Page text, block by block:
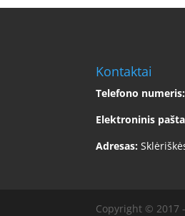
Kontaktai
Telefono numeris:
Elektroninis
Adresas:
Copyright © 2017